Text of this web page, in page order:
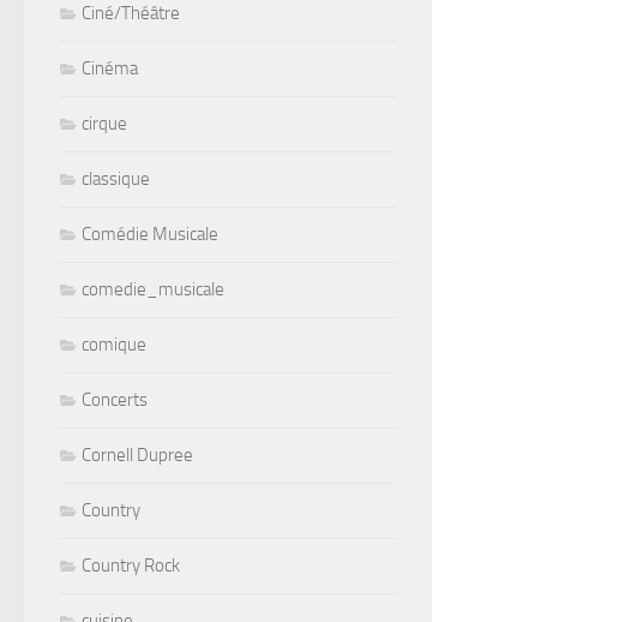
Ciné/Théâtre
Cinéma
cirque
classique
Comédie Musicale
comedie_musicale
comique
Concerts
Cornell Dupree
Country
Country Rock